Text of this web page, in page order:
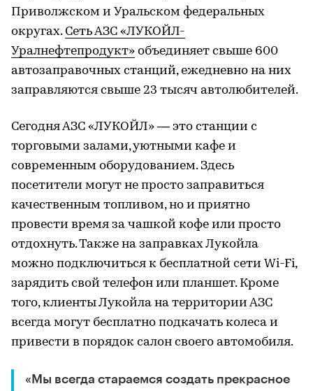
Приволжском и Уральском федеральных
округах. Сеть АЗС «ЛУКОЙЛ-
Уралнефтепродукт» объединяет свыше 600
автозаправочных станций, ежедневно на них
заправляются свыше 23 тысяч автолюбителей.
Сегодня АЗС «ЛУКОЙЛ» — это станции с
торговыми залами, уютными кафе и
современным оборудованием. Здесь
посетители могут не просто заправиться
качественным топливом, но и приятно
провести время за чашкой кофе или просто
отдохнуть. Также на заправках Лукойла
можно подключиться к бесплатной сети Wi-Fi,
зарядить свой телефон или планшет. Кроме
того, клиенты Лукойла на территории АЗС
всегда могут бесплатно подкачать колеса и
привести в порядок салон своего автомобиля.
«Мы всегда стараемся создать прекрасное